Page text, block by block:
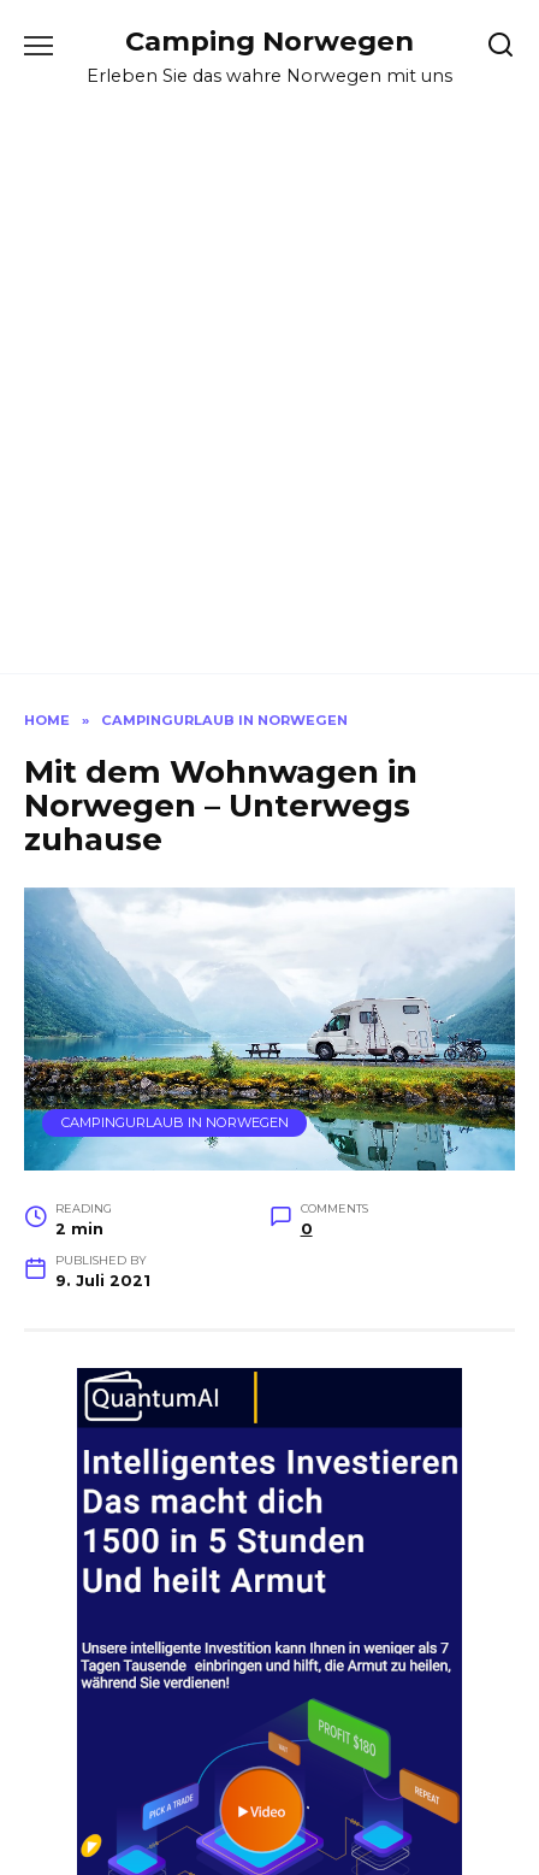
Camping Norwegen
Erleben Sie das wahre Norwegen mit uns
HOME » CAMPINGURLAUB IN NORWEGEN
Mit dem Wohnwagen in
Norwegen – Unterwegs
zuhause
CAMPINGURLAUB IN NORWEGEN
READING
2 min
COMMENTS
0
PUBLISHED BY
9. Juli 2021